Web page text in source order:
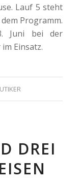
Lauf 5 steht
Programm.
Juni bei der
Einsatz.
DREI